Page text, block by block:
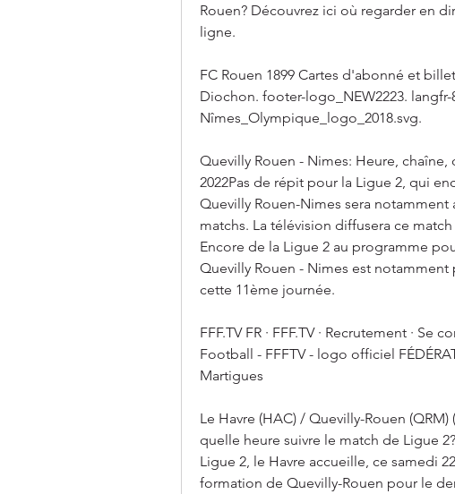
Rouen? Découvrez ici où regarder en
ligne.
FC Rouen 1899 Cartes d'abonné et
Diochon. footer-logo_NEW2223. langfr-
Nîmes_Olympique_logo_2018.svg.
Quevilly Rouen - Nimes: Heure,
2022Pas de répit pour la Ligue 2, qui
Quevilly Rouen-Nimes sera
matchs. La télévision diffusera ce
Encore de la Ligue 2 au programme
Quevilly Rouen - Nimes est
cette 11ème journée.
FFF.TV FR · FFF.TV · Recrutement · Se
Football - FFFTV - logo officiel
Martigues
Le Havre (HAC) / Quevilly-Rouen
quelle heure suivre le match de Ligue
Ligue 2, le Havre accueille, ce samedi
formation de Quevilly-Rouen pour le